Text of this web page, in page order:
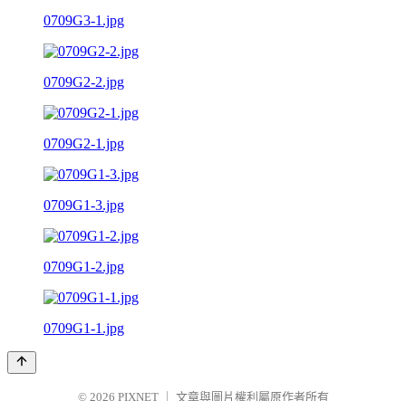
0709G3-1.jpg
0709G2-2.jpg
0709G2-1.jpg
0709G1-3.jpg
0709G1-2.jpg
0709G1-1.jpg
© 2026 PIXNET 文章與圖片權利屬原作者所有